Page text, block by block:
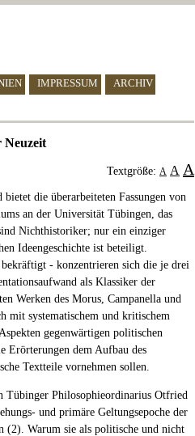
IMPRESSUM ARCHIV
Neuzeit
Textgröße: A A A
die überarbeiteten Fassungen von
an der Universität Tübingen, das
Nichthistoriker; nur ein einziger
Ideengeschichte ist beteiligt.
- konzentrieren sich die je drei
als Klassiker der
Werken des Morus, Campanella und
mit systematischem und kritischem
gegenwärtigen politischen
Erörterungen dem Aufbau des
Textteile vornehmen sollen.
Tübinger Philosophieordinarius Otfried
und primäre Geltungsepoche der
(2). Warum sie als politische und nicht